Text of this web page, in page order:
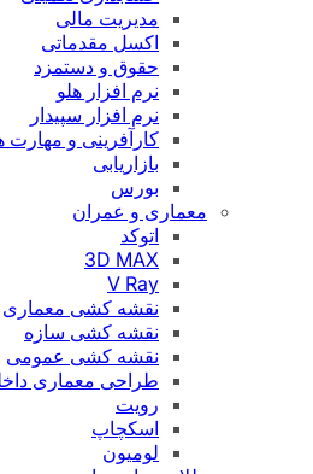
مدیریت مالی
اکسل مقدماتی
حقوق و دستمزد
نرم افزار هلو
نرم افزار سپیدار
کارآفرینی و
بازاریابی
بورس
معماری و عمران
اتوکد
3D MAX
V Ray
نقشه کشی معماری
نقشه کشی سازه
نقشه کشی عمومی
طراحی معماری
رویت
اسکچاپ
لومیون